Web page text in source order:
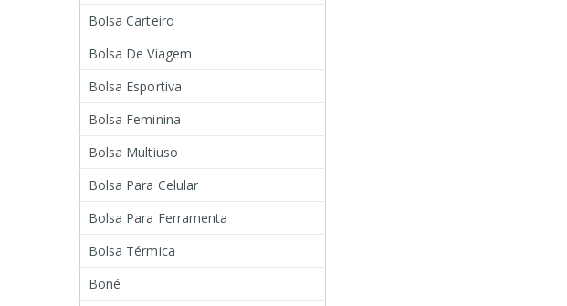
Bolsa Carteiro
Bolsa De Viagem
Bolsa Esportiva
Bolsa Feminina
Bolsa Multiuso
Bolsa Para Celular
Bolsa Para Ferramenta
Bolsa Térmica
Boné